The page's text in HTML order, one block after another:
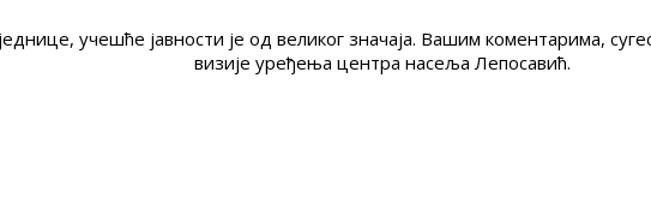
учешће јавности је од великог значаја. Вашим коментарима,
визије уређења центра насеља Лепосавић.